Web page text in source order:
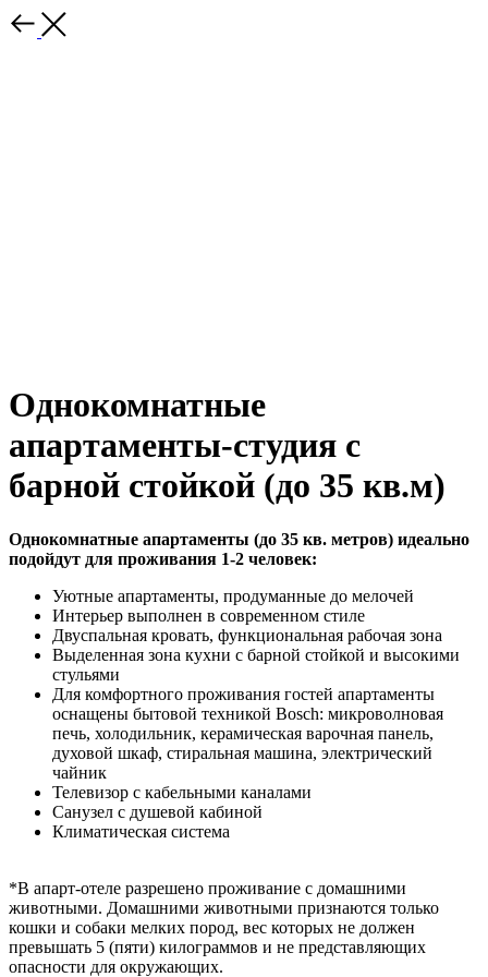
Однокомнатные
апартаменты-студия с
барной стойкой (до 35 кв.м)
Однокомнатные апартаменты (до 35 кв. метров) идеально
подойдут для проживания 1-2 человек:
Уютные апартаменты, продуманные до мелочей
Интерьер выполнен в современном стиле
Двуспальная кровать, функциональная рабочая зона
Выделенная зона кухни с барной стойкой и высокими
стульями
Для комфортного проживания гостей апартаменты
оснащены бытовой техникой Bosch: микроволновая
печь, холодильник, керамическая варочная панель,
духовой шкаф, стиральная машина, электрический
чайник
Телевизор с кабельными каналами
Санузел с душевой кабиной
Климатическая система
*В апарт-отеле разрешено проживание с домашними
животными. Домашними животными признаются только
кошки и собаки мелких пород, вес которых не должен
превышать 5 (пяти) килограммов и не представляющих
опасности для окружающих.